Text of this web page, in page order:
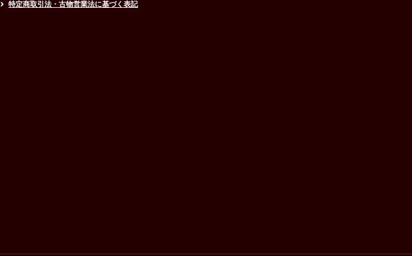
特定商取引法・古物営業法に基づく表記